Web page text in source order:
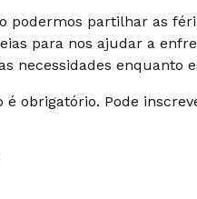
partilhar as
para nos ajudar a
necessidades enquanto
obrigatório. Pode